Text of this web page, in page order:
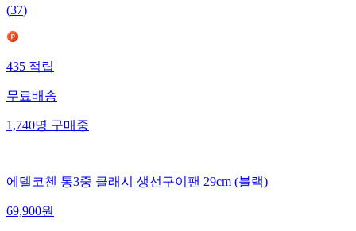
(37)
435 적립
무료배송
1,740명 구매중
에델코첸 통3중 클래시 생선구이팬 29cm (블랙)
69,900원